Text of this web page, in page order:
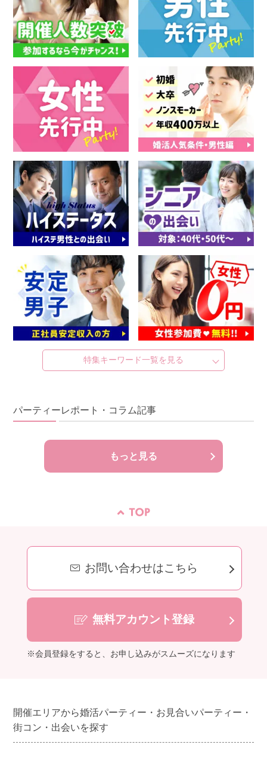
特集キーワード一覧を見る
パーティーレポート・コラム記事
もっと見る
お問い合わせはこちら
無料アカウント登録
※会員登録をすると、お申し込みがスムーズになります
開催エリアから婚活パーティー・お見合いパーティー・
街コン・出会いを探す